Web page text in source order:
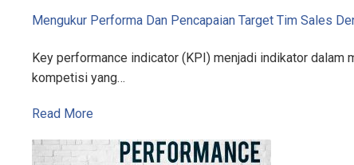
Mengukur Performa Dan Pencapaian Target Tim Sales
Key performance indicator (KPI) menjadi indikator dalam
kompetisi yang…
Read More